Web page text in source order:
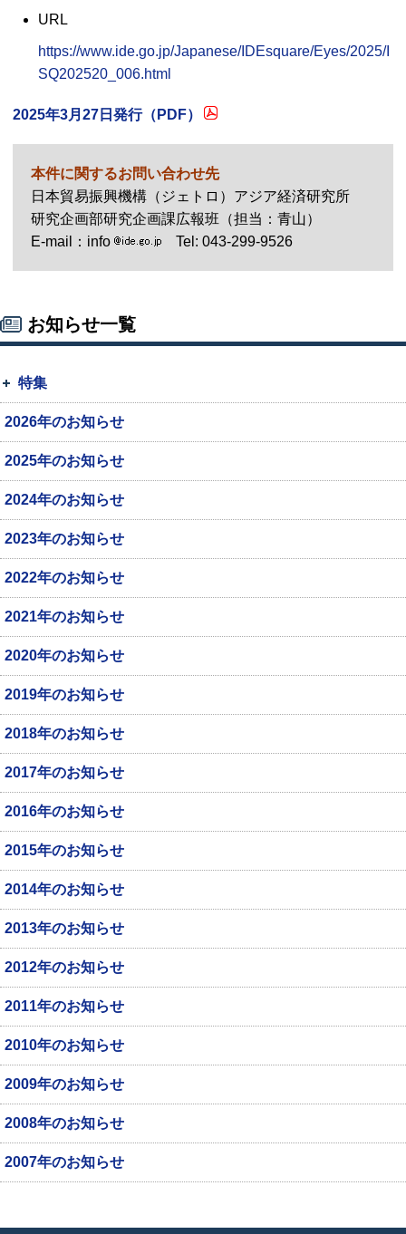
URL
https://www.ide.go.jp/Japanese/IDEsquare/Eyes/2025/I
SQ202520_006.html
2025年3月27日発行（ PDF）
本件に関するお問い合わせ先
日本貿易振興機構（ジェトロ）アジア経済研究所
研究企画部研究企画課広報班（担当：青山）
E-mail
：info Tel: 043-299-9526
お知らせ一覧
特集
2026年のお知らせ
2025年のお知らせ
2024年のお知らせ
2023年のお知らせ
2022年のお知らせ
2021年のお知らせ
2020年のお知らせ
2019年のお知らせ
2018年のお知らせ
2017年のお知らせ
2016年のお知らせ
2015年のお知らせ
2014年のお知らせ
2013年のお知らせ
2012年のお知らせ
2011年のお知らせ
2010年のお知らせ
2009年のお知らせ
2008年のお知らせ
2007年のお知らせ